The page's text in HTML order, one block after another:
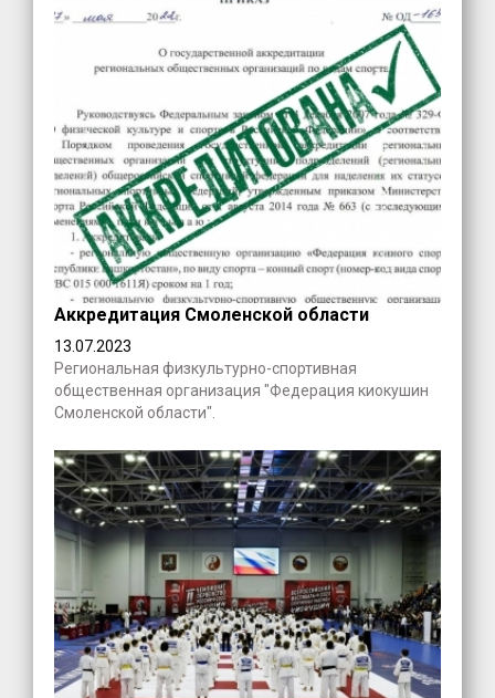
Аккредитация Смоленской области
13.07.2023
Региональная физкультурно-спортивная
общественная организация "Федерация киокушин
Смоленской области".